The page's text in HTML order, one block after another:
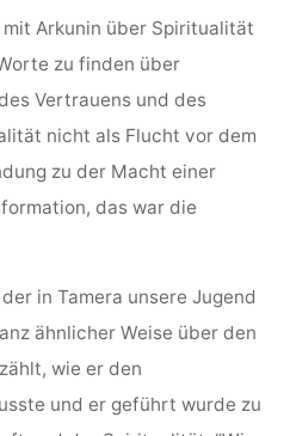
Arkunin über Spiritualität
zu finden über
Vertrauens und des
nicht als Flucht vor dem
zu der Macht einer
das war die
in Tamera unsere Jugend
ähnlicher Weise über den
wie er den
und er geführt wurde zu